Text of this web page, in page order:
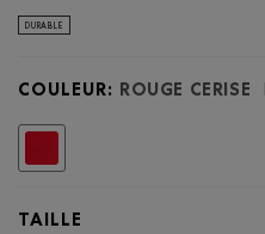
DURABLE
COULEUR: ROUGE CERISE
TAILLE